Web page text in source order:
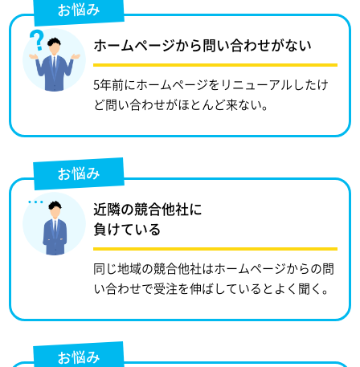
お悩み
ホームページから問い合わせがない
5年前にホームページをリニューアルしたけ
ど問い合わせがほとんど来ない。
お悩み
近隣の競合他社に
負けている
同じ地域の競合他社はホームページからの問
い合わせで受注を伸ばしているとよく聞く。
お悩み